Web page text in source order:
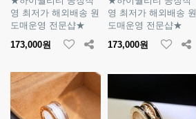
영 최저가 해외배송 원
도매운영 전문샵★
173,000원
영 최저가 해외배송 원
도매운영 전문샵★
173,000원